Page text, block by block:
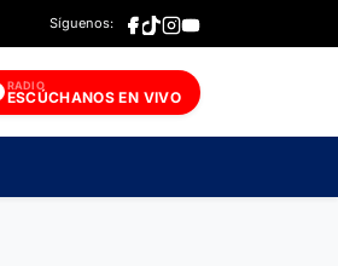
Síguenos:
RADIO
ESCÚCHANOS EN VIVO